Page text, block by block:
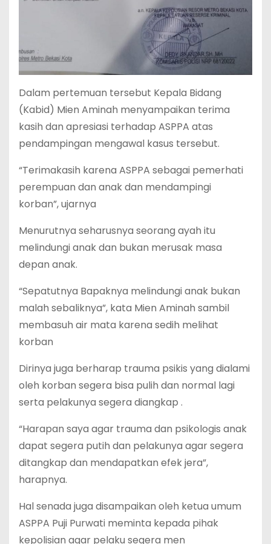
Dalam pertemuan tersebut Kepala Bidang
(Kabid) Mien Aminah menyampaikan terima
kasih dan apresiasi terhadap ASPPA atas
pendampingan mengawal kasus tersebut.
“Terimakasih karena ASPPA sebagai pemerhati
perempuan dan anak dan mendampingi
korban”, ujarnya
Menurutnya seharusnya seorang ayah itu
melindungi anak dan bukan merusak masa
depan anak.
“Sepatutnya Bapaknya melindungi anak bukan
malah sebaliknya”, kata Mien Aminah sambil
membasuh air mata karena sedih melihat
korban
Dirinya juga berharap trauma psikis yang dialami
oleh korban segera bisa pulih dan normal lagi
serta pelakunya segera diangkap .
“Harapan saya agar trauma dan psikologis anak
dapat segera putih dan pelakunya agar segera
ditangkap dan mendapatkan efek jera”,
harapnya.
Hal senada juga disampaikan oleh ketua umum
ASPPA Puji Purwati meminta kepada pihak
kepolisian agar pelaku segera men